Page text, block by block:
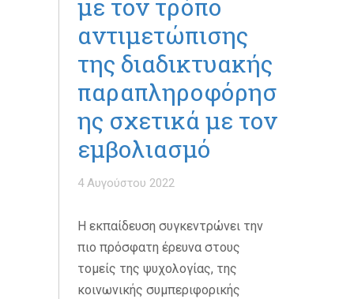
με τον τρόπο
αντιμετώπισης
της διαδικτυακής
παραπληροφόρησ
ης σχετικά με τον
εμβολιασμό
4 Αυγούστου 2022
Η εκπαίδευση συγκεντρώνει την
πιο πρόσφατη έρευνα στους
τομείς της ψυχολογίας, της
κοινωνικής συμπεριφορικής